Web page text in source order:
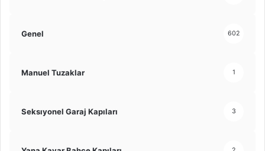
Genel 602
Manuel Tuzaklar 1
Seksıyonel Garaj Kapıları 3